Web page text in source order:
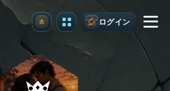
アップグレード ログイン